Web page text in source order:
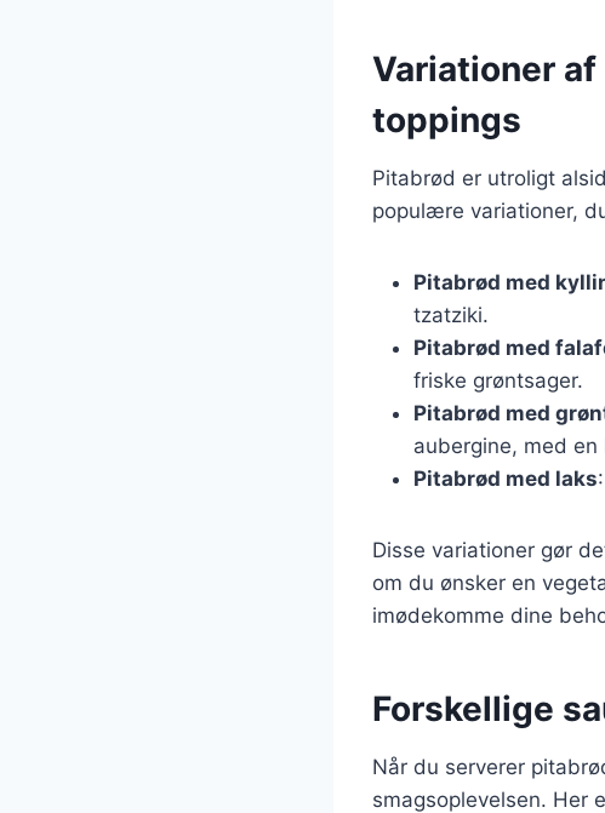
Variationer
toppings
Pitabrød er utroligt
populære variationer,
Pitabrød med
tzatziki.
Pitabrød med
friske grøntsager.
Pitabrød med
aubergine, med
Pitabrød med laks
Disse variationer gør
om du ønsker en
imødekomme dine
Forskellige
Når du serverer
smagsoplevelsen. Her